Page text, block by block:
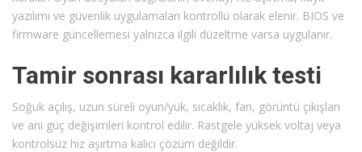
yazılımı ve güvenlik uygulamaları kontrollü olarak elenir. BIOS ve
firmware güncellemesi yalnızca ilgili düzeltme varsa uygulanır.
Tamir sonrası kararlılık testi
Soğuk açılış, uzun süreli oyun/yük, sıcaklık, fan, görüntü çıkışları
ve ani güç değişimleri kontrol edilir. Rastgele yüksek voltaj veya
kontrolsüz hız aşırtma kalıcı çözüm değildir.